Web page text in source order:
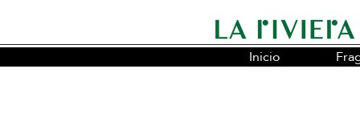
Somos la cadena líder en
Inicio